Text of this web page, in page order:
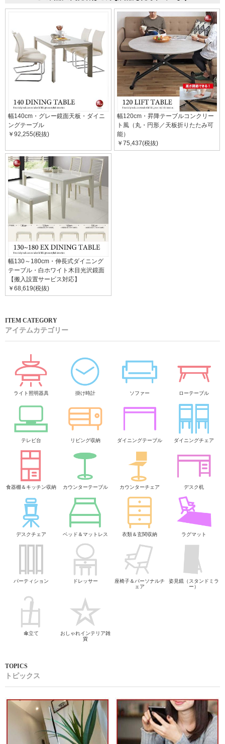
幅140cm・グレー鏡面天板・ダイニ
ングテーブル
￥92,255(税抜)
幅120cm・昇降テーブルコンクリー
ト風（丸・円形／天板折りたたみ可
能）
￥75,437(税抜)
幅130～180cm・伸長式ダイニング
テーブル・白ホワイト木目光沢鏡面
【搬入設置サービス対応】
￥68,619(税抜)
アイテムカテゴリー
ライト照明器具 掛け時計 ソファー ローテーブル
テレビ台 リビング収納 ダイニングテーブル ダイニングチェア
食器棚＆キッチン収納 カウンターテーブル カウンターチェア デスク机
デスクチェア ベッド＆マットレス 衣類＆玄関収納 ラグマット
パーティション ドレッサー
座椅子＆パーソナルチ
ェア
姿見鏡（スタンドミラ
ー）
傘立て
おしゃれインテリア雑
貨
トピックス